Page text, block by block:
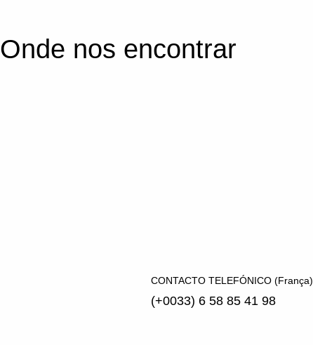
Onde nos encontrar
CONTACTO TELEFÓNICO (França)
(+0033) 6 58 85 41 98